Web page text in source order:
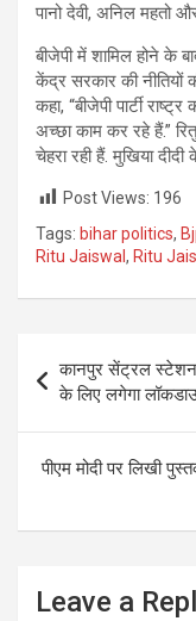
पानो देवी, अनिल महतो
बीजेपी में शामिल होने के
केंद्र सरकार की नीतियों
कहा, “बीजेपी पार्टी
अच्छा काम कर रहे हैं.”
चेहरा रही हैं. मुखिया
Post Views: 196
Tags: bihar politics,
Ritu Jaiswal , Ritu
navigation
कानपुर सेंट्रल स्टेशन
के लिए लगेगा
पीएम मोदी पर लिखी
Leave a